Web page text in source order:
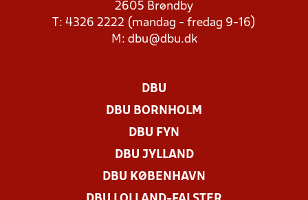
2605 Brøndby
T: 4326 2222 (mandag - fredag 9-16)
M: dbu@dbu.dk
DBU
DBU BORNHOLM
DBU FYN
DBU JYLLAND
DBU KØBENHAVN